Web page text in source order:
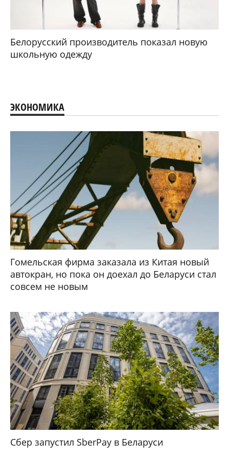
Белорусский производитель показал новую
школьную одежду
ЭКОНОМИКА
Гомельская фирма заказала из Китая новый
автокран, но пока он доехал до Беларуси стал
совсем не новым
Сбер запустил SberPay в Беларуси